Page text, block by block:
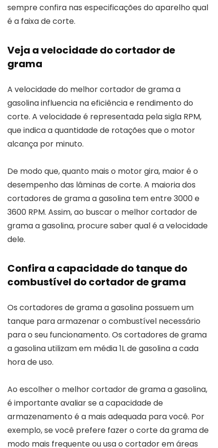
sempre confira nas especificações do aparelho qual
é a faixa de corte.
Veja a velocidade do cortador de
grama
A velocidade do melhor cortador de grama a
gasolina influencia na eficiência e rendimento do
corte. A velocidade é representada pela sigla RPM,
que indica a quantidade de rotações que o motor
alcança por minuto.
De modo que, quanto mais o motor gira, maior é o
desempenho das lâminas de corte. A maioria dos
cortadores de grama a gasolina tem entre 3000 e
3600 RPM. Assim, ao buscar o melhor cortador de
grama a gasolina, procure saber qual é a velocidade
dele.
Confira a capacidade do tanque do
combustível do cortador de grama
Os cortadores de grama a gasolina possuem um
tanque para armazenar o combustível necessário
para o seu funcionamento. Os cortadores de grama
a gasolina utilizam em média 1L de gasolina a cada
hora de uso.
Ao escolher o melhor cortador de grama a gasolina,
é importante avaliar se a capacidade de
armazenamento é a mais adequada para você. Por
exemplo, se você prefere fazer o corte da grama de
modo mais frequente ou usa o cortador em áreas